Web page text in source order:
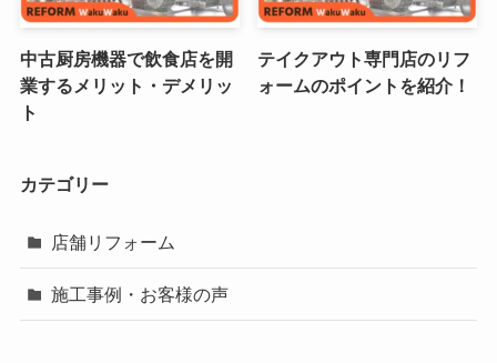
中古厨房機器で飲食店を開
業するメリット・デメリッ
ト
テイクアウト専門店のリフ
ォームのポイントを紹介！
カテゴリー
店舗リフォーム
施工事例・お客様の声